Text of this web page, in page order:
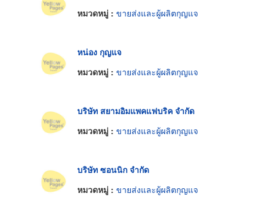
หมวดหมู่ : ขายส่งและผู้ผลิตกุญแจ
หน่อง กุญแจ
หมวดหมู่ : ขายส่งและผู้ผลิตกุญแจ
บริษัท สยามอิมแพคแฟบริค จำกัด
หมวดหมู่ : ขายส่งและผู้ผลิตกุญแจ
บริษัท ซอนนิก จำกัด
หมวดหมู่ : ขายส่งและผู้ผลิตกุญแจ